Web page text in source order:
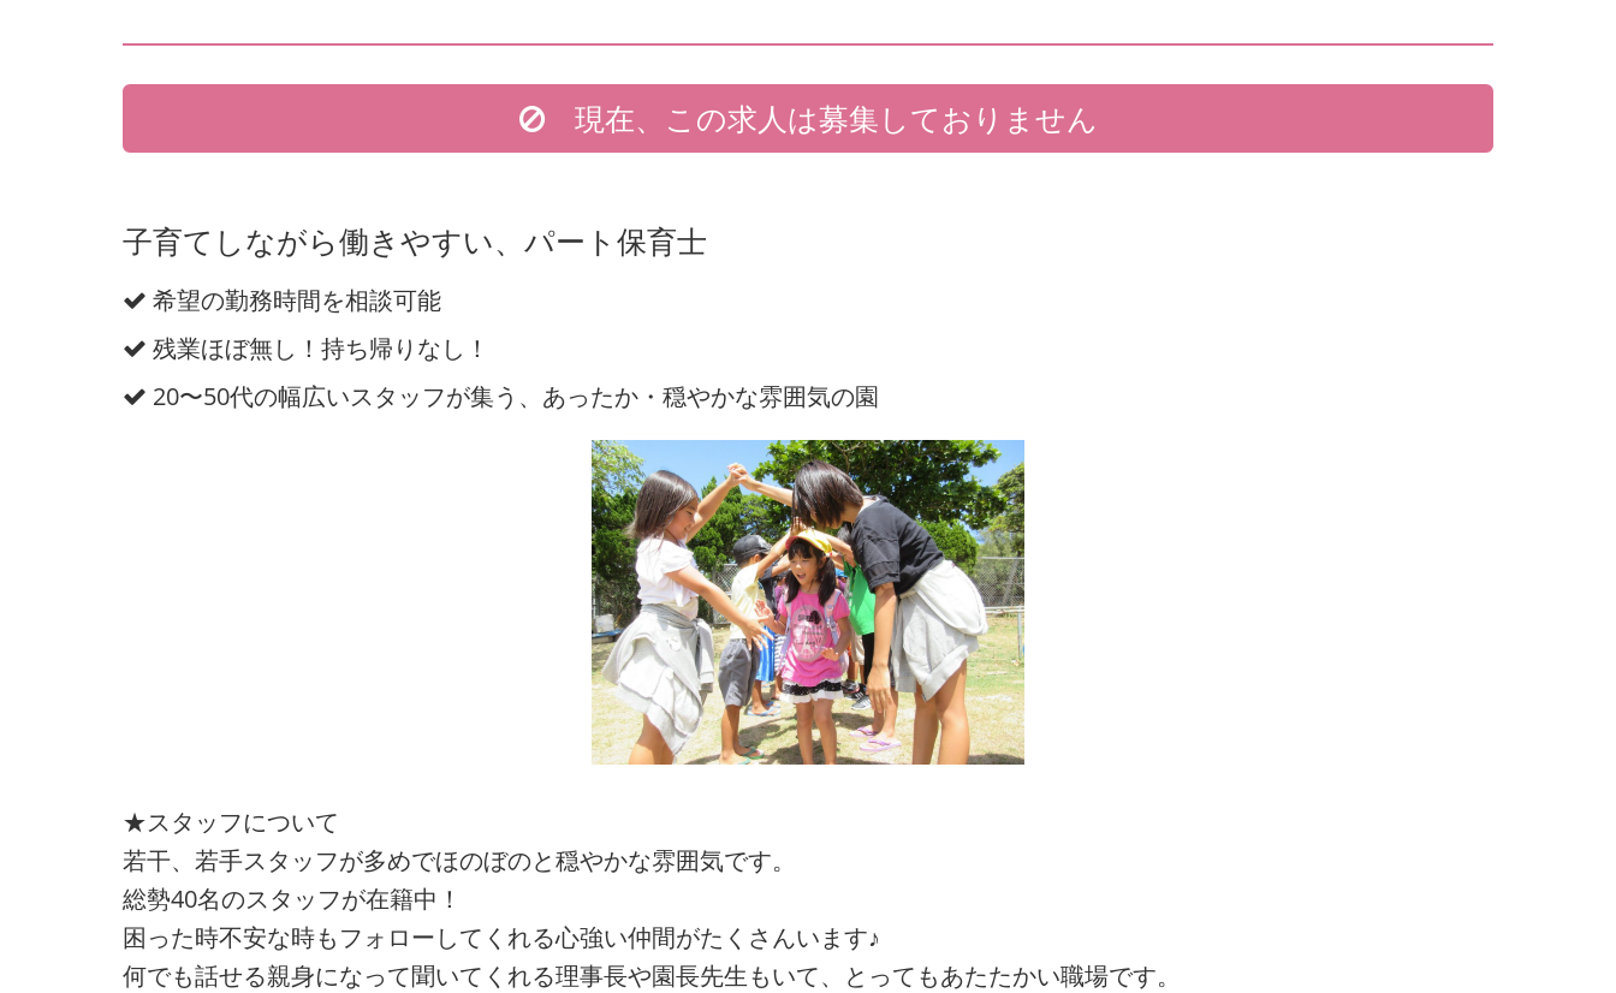
現在、この求人は募集しておりません
子育てしながら働きやすい、パート保育士
希望の勤務時間を相談可能
残業ほぼ無し！持ち帰りなし！
20〜50代の幅広いスタッフが集う、あったか・穏やかな雰囲気の園
★スタッフについて
若干、若手スタッフが多めでほのぼのと穏やかな雰囲気です。
総勢40名のスタッフが在籍中！
困った時不安な時もフォローしてくれる心強い仲間がたくさんいます♪
何でも話せる親身になって聞いてくれる理事長や園長先生もいて、とってもあたたかい職場です。